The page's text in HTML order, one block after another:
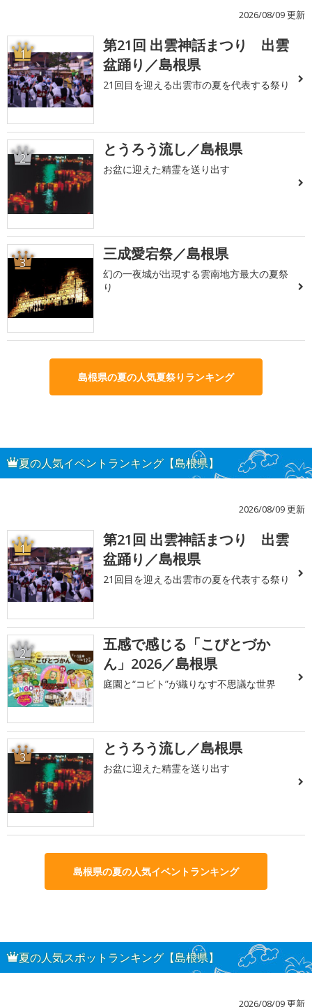
2026/08/09 更新
1
第21回 出雲神話まつり 出雲
盆踊り／島根県
21回目を迎える出雲市の夏を代表する祭り
2 とうろう流し／島根県
お盆に迎えた精霊を送り出す
3 三成愛宕祭／島根県
幻の一夜城が出現する雲南地方最大の夏祭
り
島根県の夏の人気夏祭りランキング
夏の人気イベントランキング【島根県】
2026/08/09 更新
1
第21回 出雲神話まつり 出雲
盆踊り／島根県
21回目を迎える出雲市の夏を代表する祭り
2
五感で感じる「こびとづか
ん」2026／島根県
庭園と“コビト”が織りなす不思議な世界
3 とうろう流し／島根県
お盆に迎えた精霊を送り出す
島根県の夏の人気イベントランキング
夏の人気スポットランキング【島根県】
2026/08/09 更新